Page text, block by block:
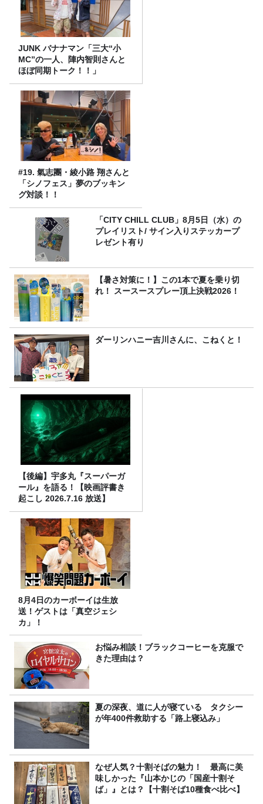
JUNK バナナマン「三大“小
MC”の一人、陣内智則さんと
ほぼ同期トーク！！」
#19. 氣志團・綾小路 翔さんと
「シノフェス」夢のブッキン
グ対談！！
「CITY CHILL CLUB」8月5日（水）の
プレイリスト/ サイン入りステッカープ
レゼント有り
【暑さ対策に！】この1本で夏を乗り切
れ！ スースースプレー頂上決戦2026！
ダーリンハニー吉川さんに、こねくと！
【後編】宇多丸『スーパーガ
ール』を語る！【映画評書き
起こし 2026.7.16 放送】
8月4日のカーボーイは生放
送！ゲストは「真空ジェシ
カ」！
お悩み相談！ブラックコーヒーを克服で
きた理由は？
夏の深夜、道に人が寝ている タクシー
が年400件救助する「路上寝込み」
なぜ人気？十割そばの魅力！ 最高に美
味しかった『山本かじの「国産十割そ
ば」』とは？【十割そば10種食べ比べ】